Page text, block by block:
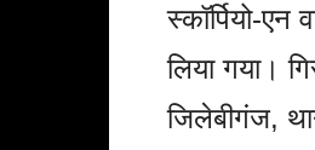
स्कॉर्पियो-एन
लिया गया।
जिलेबीगंज,